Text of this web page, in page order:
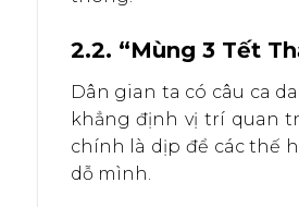
2.2. “Mùng 3 Tết
Dân gian ta có câu ca
khẳng định vị trí quan
chính là dịp để các thế
dỗ mình.